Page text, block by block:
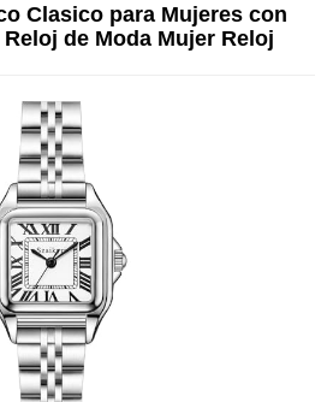
Clasico para Mujeres con
de Moda Mujer Reloj